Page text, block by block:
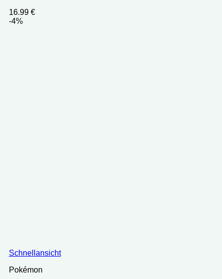
16.99 €
-4%
Schnellansicht
Pokémon